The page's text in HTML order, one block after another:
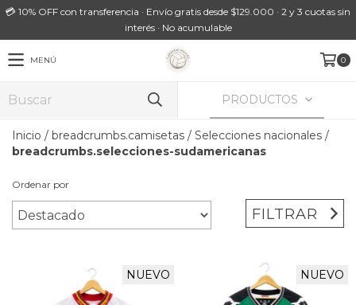
💳 10% OFF con transferencia · Envío gratis desde $129.000 · 2 y 3 cuotas sin
interés · No acumulable
MENÚ 0
PRODUCTOS
Inicio / breadcrumbs.camisetas / Selecciones nacionales /
breadcrumbs.selecciones-sudamericanas
Ordenar por
FILTRAR
NUEVO NUEVO